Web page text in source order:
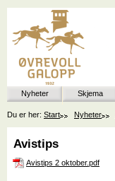
Nyheter Skjema
Du er her: Start Nyheter
Avistips
Avistips 2 oktober.pdf